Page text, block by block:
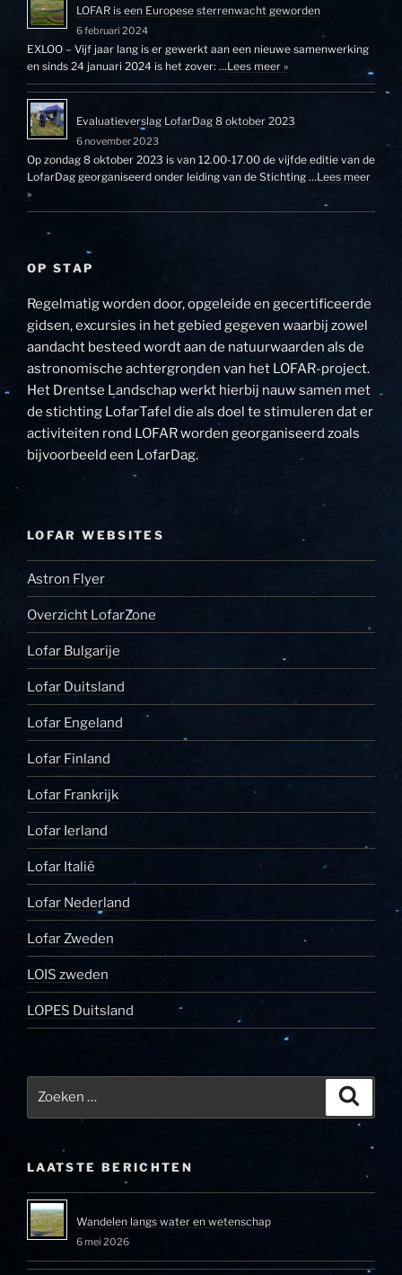
LOFAR is een Europese sterrenwacht geworden
6 februari 2024
EXLOO – Vijf jaar lang is er gewerkt aan een nieuwe samenwerking
en sinds 24 januari 2024 is het zover: …Lees meer »
Evaluatieverslag LofarDag 8 oktober 2023
6 november 2023
Op zondag 8 oktober 2023 is van 12.00-17.00 de vijfde editie van de
LofarDag georganiseerd onder leiding van de Stichting …Lees meer
»
OP STAP
Regelmatig worden door, opgeleide en gecertificeerde
gidsen, excursies in het gebied gegeven waarbij zowel
aandacht besteed wordt aan de natuurwaarden als de
astronomische achtergronden van het LOFAR-project.
Het Drentse Landschap werkt hierbij nauw samen met
de stichting LofarTafel die als doel te stimuleren dat er
activiteiten rond LOFAR worden georganiseerd zoals
bijvoorbeeld een LofarDag.
LOFAR WEBSITES
Astron Flyer
Overzicht LofarZone
Lofar Bulgarije
Lofar Duitsland
Lofar Engeland
Lofar Finland
Lofar Frankrijk
Lofar Ierland
Lofar Italië
Lofar Nederland
Lofar Zweden
LOIS zweden
LOPES Duitsland
LAATSTE BERICHTEN
Wandelen langs water en wetenschap
6 mei 2026